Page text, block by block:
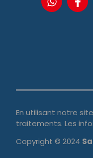
En utilisant notre
traitements. Les
Copyright © 2024